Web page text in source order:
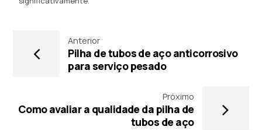
Anterior
Pilha de tubos de aço anticorrosivo
para serviço pesado
Próximo
Como avaliar a qualidade da pilha de
tubos de aço